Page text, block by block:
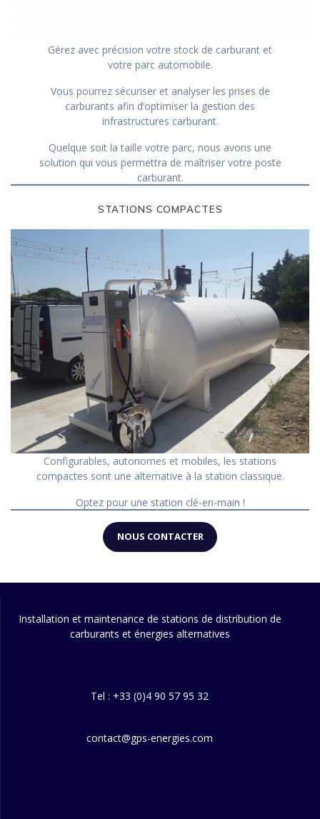
Gérez avec précision votre stock de carburant et
votre parc automobile.
Vous pourrez sécuriser et analyser les prises de
carburants afin d’optimiser la gestion des
infrastructures carburant.
Quelque soit la taille votre parc, nous avons une
solution qui vous permettra de maîtriser votre poste
carburant.
STATIONS COMPACTES
Configurables, autonomes et mobiles, les stations
compactes sont une alternative à la station classique.
Optez pour une station clé-en-main !
NOUS CONTACTER
Installation et maintenance de stations de distribution de
carburants et énergies alternatives
Tel : +33 (0)4 90 57 95 32
contact@gps-energies.com